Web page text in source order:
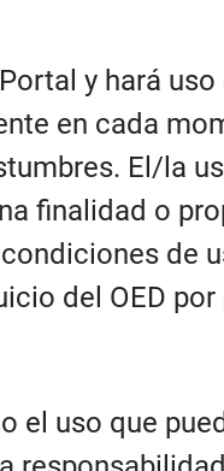
y hará
en cada
El/la
finalidad o
de
del OED
el uso que